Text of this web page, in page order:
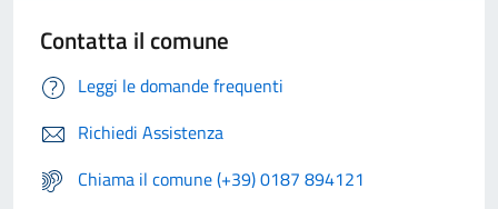
Contatta il comune
Leggi le domande frequenti
Richiedi Assistenza
Chiama il comune (+39) 0187 894121